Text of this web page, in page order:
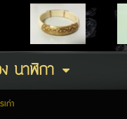
นาฬิกา
เก่า